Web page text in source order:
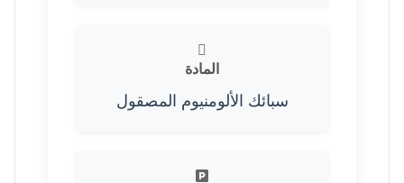
المادة
سبائك الألومنيوم المصقول